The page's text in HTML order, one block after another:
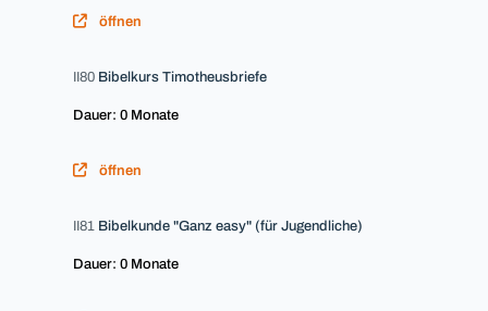
öffnen
II80 Bibelkurs Timotheusbriefe
Dauer: 0 Monate
öffnen
II81 Bibelkunde "Ganz easy" (für Jugendliche)
Dauer: 0 Monate